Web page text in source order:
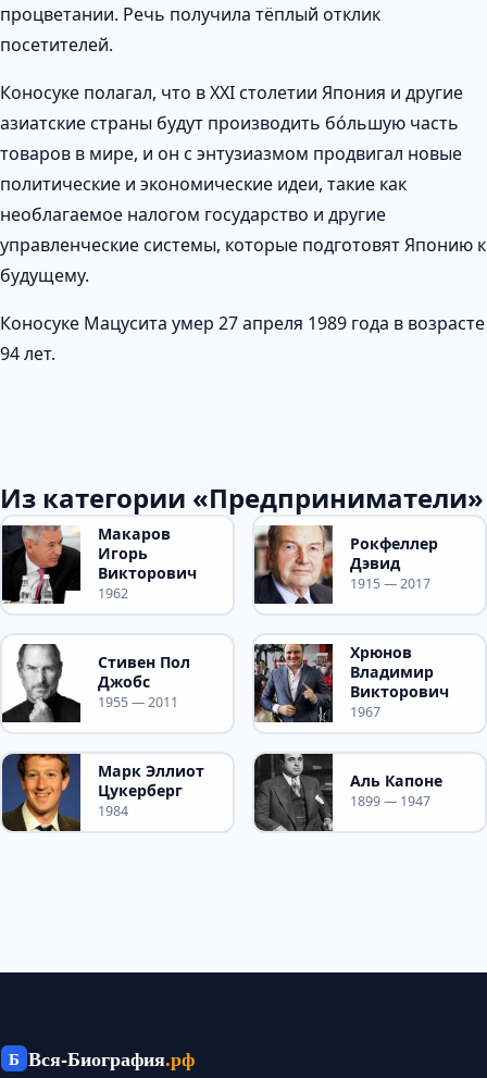
процветании. Речь получила тёплый отклик
посетителей.
Коносуке полагал, что в XXI столетии Япония и другие
азиатские страны будут производить бо́льшую часть
товаров в мире, и он с энтузиазмом продвигал новые
политические и экономические идеи, такие как
необлагаемое налогом государство и другие
управленческие системы, которые подготовят Японию к
будущему.
Коносуке Мацусита умер 27 апреля 1989 года в возрасте
94 лет.
Из категории «Предприниматели»
Макаров
Игорь
Викторович
1962
Рокфеллер
Дэвид
1915 — 2017
Стивен Пол
Джобс
1955 — 2011
Хрюнов
Владимир
Викторович
1967
Марк Эллиот
Цукерберг
1984
Аль Капоне
1899 — 1947
Б Вся-Биография.рф